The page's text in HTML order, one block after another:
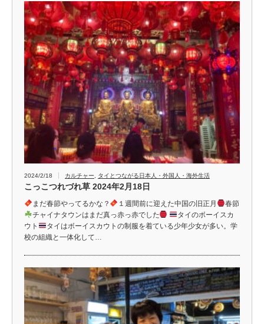
2024/2/18 カルチャー タイとつながる日本人・外国人・海外生活
こっこつれづれ草 2024年2月18日
まだ春節やってるかな？ １週間前に迎えた中国の旧正月
春節
チャイナタウンはまだ真っ赤っ赤でした
タイのボーイスカ
ウト
タイはボーイスカウトの制服を着ている少年少女が多い。学
校の組織と一体化して…